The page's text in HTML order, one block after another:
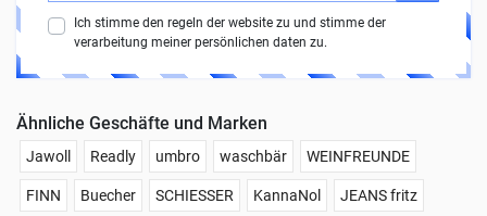
Ich stimme den regeln der website zu und stimme der
verarbeitung meiner persönlichen daten zu.
Ähnliche Geschäfte und Marken
Jawoll Readly umbro waschbär WEINFREUNDE
FINN Buecher SCHIESSER KannaNol JEANS fritz